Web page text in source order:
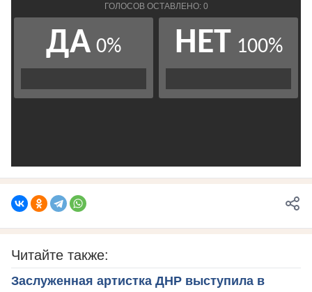
Читайте также:
Заслуженная артистка ДНР выступила в